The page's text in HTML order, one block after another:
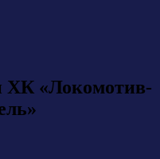
ХК «Локомотив-